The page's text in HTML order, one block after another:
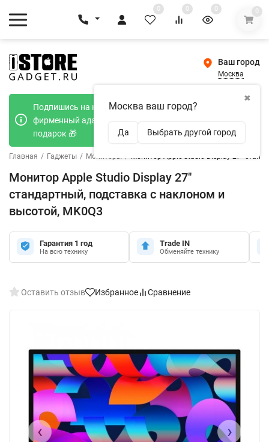
0 0 0 0
Ваш город
Москва
✖
Москва ваш город?
Да Выбрать другой город
Подпишись на наш телеграмм канал и получи
фирменный адаптер Type-C 20W при покупке в
подарок 🎁
Главная / Гаджеты / Мониторы / Монитор Apple Studio Display 27"
Монитор Apple Studio Display 27"
стандартный, подставка с наклоном и
высотой, MK0Q3
Гарантия 1 год
На всю технику
Trade IN
Обменяйте технику
Оставить отзыв Избранное Сравнение
‹ ›